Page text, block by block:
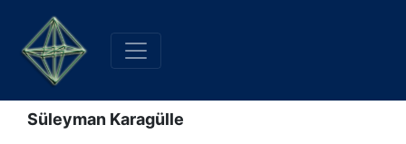
Süleyman Karagülle